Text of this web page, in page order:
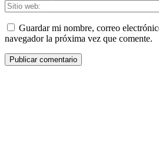
Guardar mi nombre, correo
navegador la próxima vez que comente.